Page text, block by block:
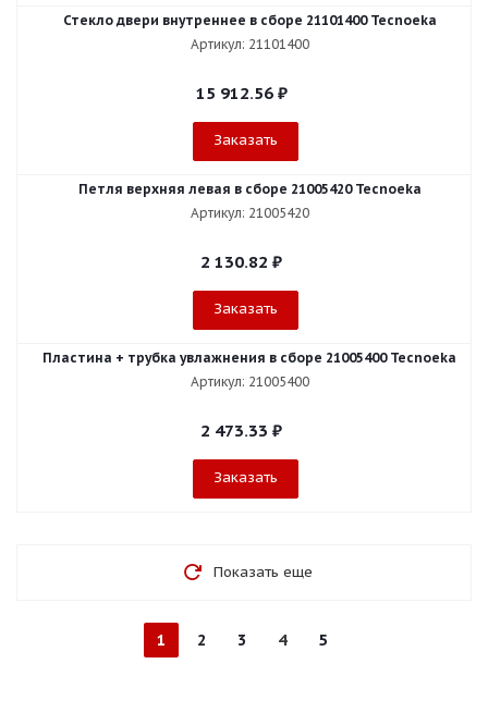
Стекло двери внутреннее в сборе 21101400 Tecnoeka
Артикул: 21101400
15 912.56₽
Заказать
Петля верхняя левая в сборе 21005420 Tecnoeka
Артикул: 21005420
2 130.82 ₽
Заказать
Пластина + трубка увлажнения в сборе 21005400 Tecnoeka
Артикул: 21005400
2 473.33 ₽
Заказать
Показать еще
1 2 3 4 5